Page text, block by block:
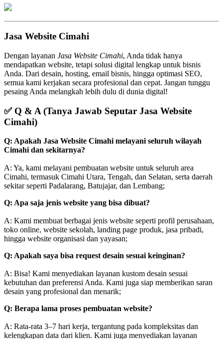
Jasa Website Cimahi
Dengan layanan Jasa Website Cimahi, Anda tidak hanya
mendapatkan website, tetapi solusi digital lengkap untuk bisnis
Anda. Dari desain, hosting, email bisnis, hingga optimasi SEO,
semua kami kerjakan secara profesional dan cepat. Jangan tunggu
pesaing Anda melangkah lebih dulu di dunia digital!
✅ Q & A (Tanya Jawab Seputar Jasa Website
Cimahi)
Q: Apakah Jasa Website Cimahi melayani seluruh wilayah
Cimahi dan sekitarnya?
A: Ya, kami melayani pembuatan website untuk seluruh area
Cimahi, termasuk Cimahi Utara, Tengah, dan Selatan, serta daerah
sekitar seperti Padalarang, Batujajar, dan Lembang;
Q: Apa saja jenis website yang bisa dibuat?
A: Kami membuat berbagai jenis website seperti profil perusahaan,
toko online, website sekolah, landing page produk, jasa pribadi,
hingga website organisasi dan yayasan;
Q: Apakah saya bisa request desain sesuai keinginan?
A: Bisa! Kami menyediakan layanan kustom desain sesuai
kebutuhan dan preferensi Anda. Kami juga siap memberikan saran
desain yang profesional dan menarik;
Q: Berapa lama proses pembuatan website?
A: Rata-rata 3–7 hari kerja, tergantung pada kompleksitas dan
kelengkapan data dari klien. Kami juga menyediakan layanan